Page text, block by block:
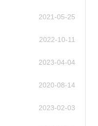
2021-05-25
2022-10-11
2023-04-04
2020-08-14
2023-02-03